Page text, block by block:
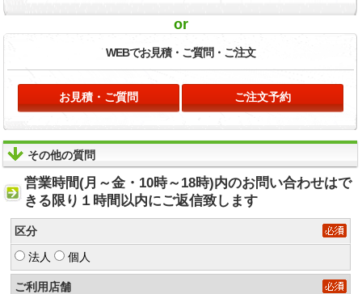
or
WEBでお見積・ ご質問・ご注文
お見積・ご質問 ご注文予約
その他の質問
営業時間(月～金・10時～18時)内のお問い合わせはで
きる限り１時間以内にご返信致します
区分
法人 個人
ご利用店舗